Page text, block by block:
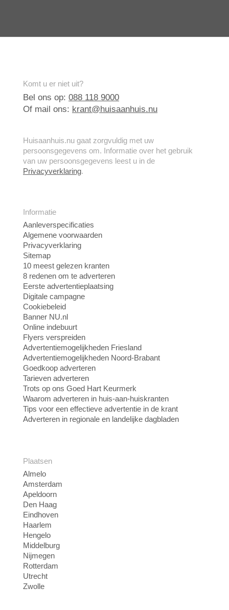
Komt u er niet uit?
Bel ons op: 088 118 9000
Of mail ons: krant@huisaanhuis.nu
Huisaanhuis.nu gaat zorgvuldig met uw
persoonsgegevens om. Informatie over het gebruik
van uw persoonsgegevens leest u in de
Privacyverklaring.
Informatie
Aanleverspecificaties
Algemene voorwaarden
Privacyverklaring
Sitemap
10 meest gelezen kranten
8 redenen om te adverteren
Eerste advertentieplaatsing
Digitale campagne
Cookiebeleid
Banner NU.nl
Online indebuurt
Flyers verspreiden
Advertentiemogelijkheden Friesland
Advertentiemogelijkheden Noord-Brabant
Goedkoop adverteren
Tarieven adverteren
Trots op ons Goed Hart Keurmerk
Waarom adverteren in huis-aan-huiskranten
Tips voor een effectieve advertentie in de krant
Adverteren in regionale en landelijke dagbladen
Plaatsen
Almelo
Amsterdam
Apeldoorn
Den Haag
Eindhoven
Haarlem
Hengelo
Middelburg
Nijmegen
Rotterdam
Utrecht
Zwolle